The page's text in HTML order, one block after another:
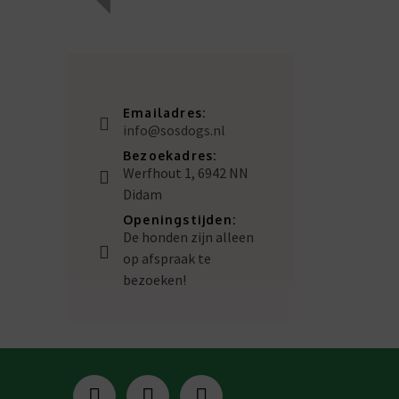
Emailadres:
info@sosdogs.nl
Bezoekadres:
Werfhout 1, 6942 NN
Didam
Openingstijden:
De honden zijn alleen
op afspraak te
bezoeken!